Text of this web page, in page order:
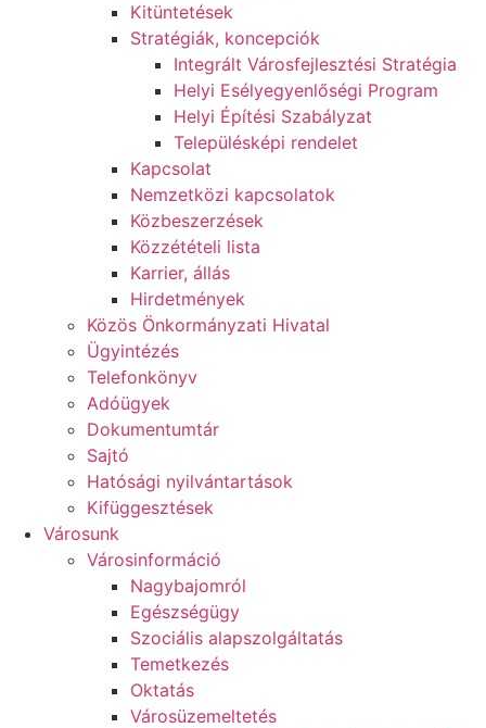
Kitüntetések
Stratégiák, koncepciók
Integrált Városfejlesztési Stratégia
Helyi Esélyegyenlőségi Program
Helyi Építési Szabályzat
Településképi rendelet
Kapcsolat
Nemzetközi kapcsolatok
Közbeszerzések
Közzétételi lista
Karrier, állás
Hirdetmények
Közös Önkormányzati Hivatal
Ügyintézés
Telefonkönyv
Adóügyek
Dokumentumtár
Sajtó
Hatósági nyilvántartások
Kifüggesztések
Városunk
Városinformáció
Nagybajomról
Egészségügy
Szociális alapszolgáltatás​
Temetkezés
Oktatás
Városüzemeltetés